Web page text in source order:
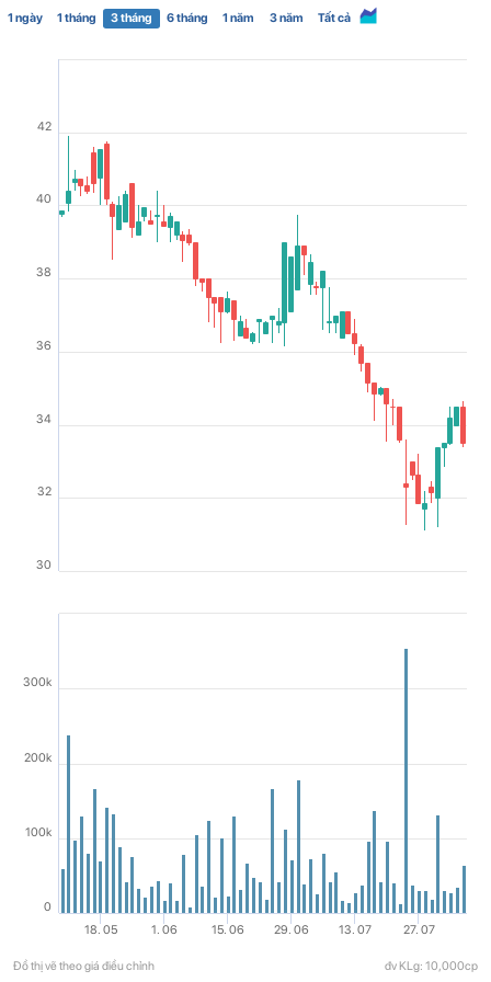
1 ngày 1 tháng 3 tháng 6 tháng 1 năm 3 năm Tất cả
18. 05 1. 06 15. 06 29. 06 13. 07 27. 07
30
32
34
36
38
40
42
0
100k
200k
300k
Đồ thị vẽ theo giá điều chỉnh đv KLg: 10,000cp